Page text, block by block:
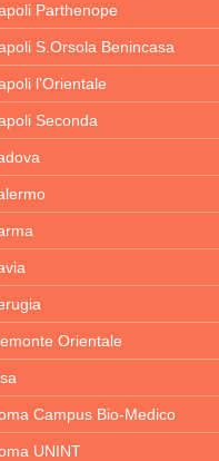
Parthenope
S.Orsola Benincasa
l'Orientale
Seconda
Orientale
Campus Bio-Medico
UNINT